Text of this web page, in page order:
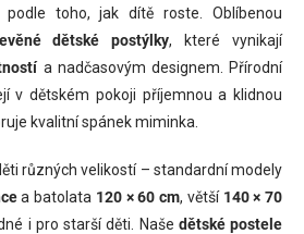
podle toho, jak dítě roste. Oblíbenou
dětské postýlky, které vynikají
a nadčasovým designem. Přírodní
v dětském pokoji příjemnou a klidnou
kvalitní spánek miminka.
různých velikostí – standardní modely
a batolata 120 × 60 cm, větší 140 × 70
i pro starší děti. Naše dětské postele